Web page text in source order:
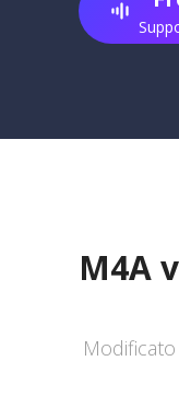
M4A